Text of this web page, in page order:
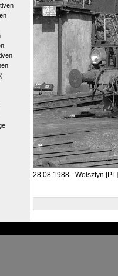
28.08.1988 - Wolsztyn [PL]